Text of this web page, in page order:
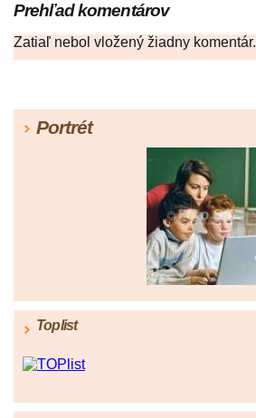
Prehľad komentárov
Zatiaľ nebol vložený žiadny komentár.
Portrét
Toplist